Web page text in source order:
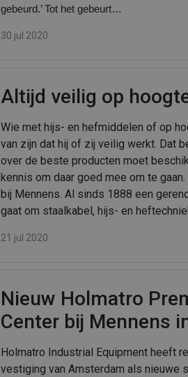
gebeurd.’ Tot het gebeurt…
30 jul 2020
Altijd veilig op
Wie met hijs- en hefmiddelen of op
van zijn dat hij of zij veilig werkt. Dat
over de beste producten moet
kennis om daar goed mee om te
bij Mennens. Al sinds 1888 een
gaat om staalkabel, hijs- en
21 jul 2020
Nieuw Holmatro
Center bij Mennens
Holmatro Industrial Equipment heeft
vestiging van Amsterdam als nieuwe